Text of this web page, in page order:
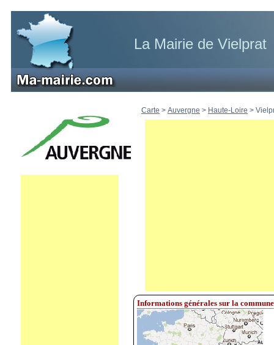
La Mairie de Vielprat
Carte > Auvergne > Haute-Loire >
Informations générales sur la